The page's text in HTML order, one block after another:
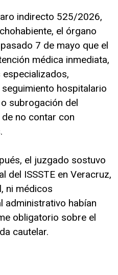
indirecto 525/2026,
el órgano
7 de mayo que el
médica inmediata,
hospitalario
subrogación del
no contar con
el juzgado sostuvo
del ISSSTE en Veracruz,
ni médicos
administrativo habían
obligatorio sobre el
cautelar.